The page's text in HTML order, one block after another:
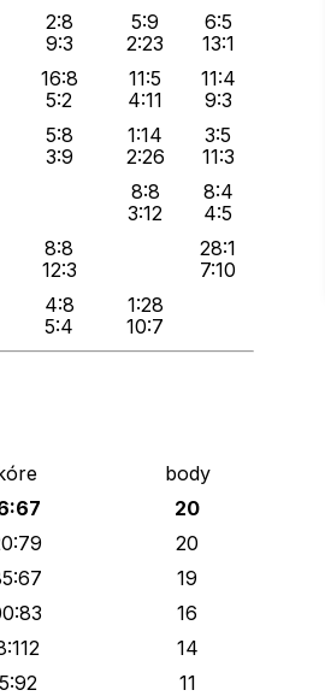
2:8
9:3
5:9
2:23
6:5
13:1
16:8
5:2
11:5
4:11
11:4
9:3
5:8
3:9
1:14
2:26
3:5
11:3
8:8
3:12
8:4
4:5
8:8
12:3
28:1
7:10
4:8
5:4
1:28
10:7
body
20
20
19
16
14
11